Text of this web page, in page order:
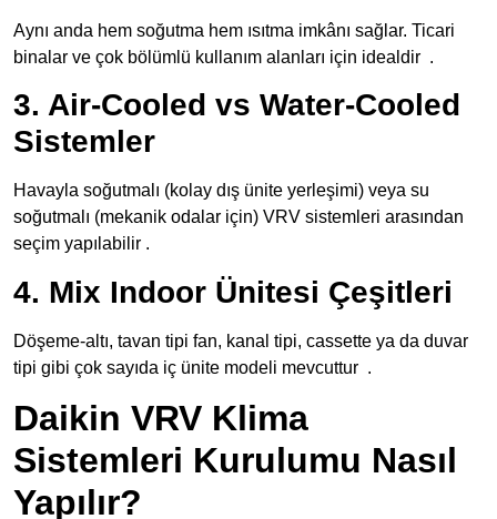
Aynı anda hem soğutma hem ısıtma imkânı sağlar. Ticari
binalar ve çok bölümlü kullanım alanları için idealdir .
3. Air-Cooled vs Water-Cooled
Sistemler
Havayla soğutmalı (kolay dış ünite yerleşimi) veya su
soğutmalı (mekanik odalar için) VRV sistemleri arasından
seçim yapılabilir .
4. Mix Indoor Ünitesi Çeşitleri
Döşeme-altı, tavan tipi fan, kanal tipi, cassette ya da duvar
tipi gibi çok sayıda iç ünite modeli mevcuttur .
Daikin VRV Klima
Sistemleri Kurulumu Nasıl
Yapılır?